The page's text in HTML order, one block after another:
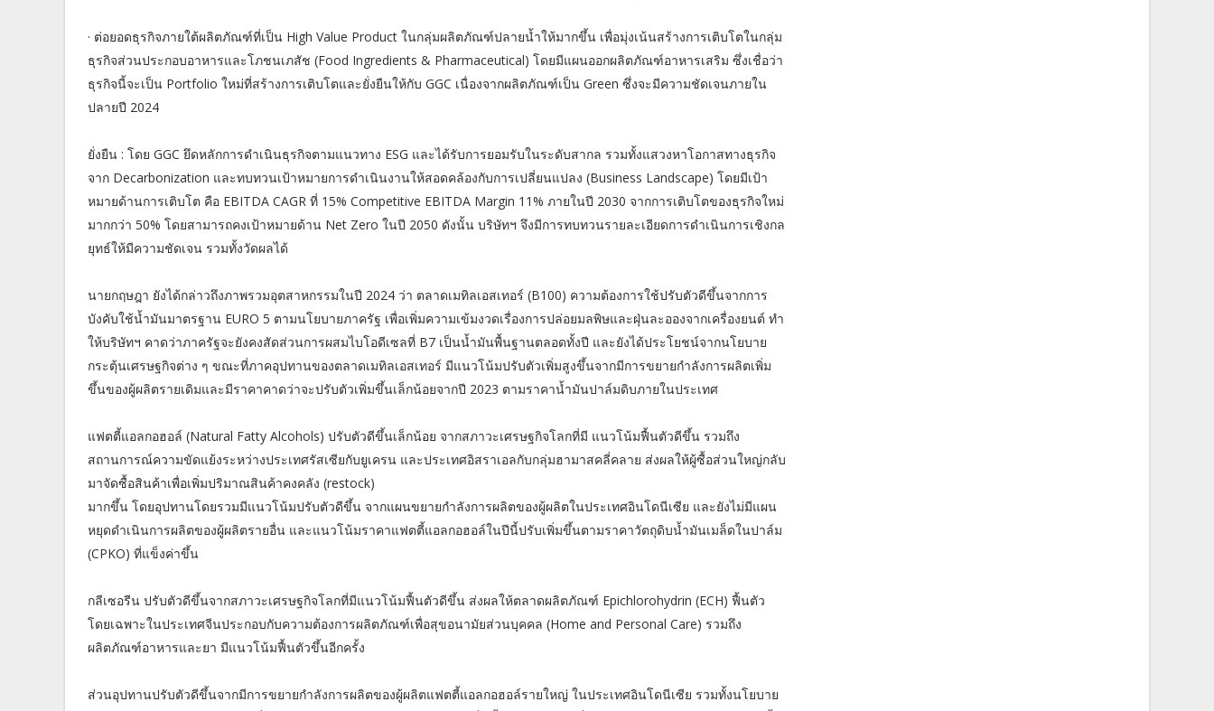
· ต่อยอดธุรกิจภายใต้ผลิตภัณฑ์ที่เป็น High Value Product ในกลุ่มผลิตภัณฑ์ปลายน้ำให้มากขึ้น เพื่อมุ่งเน้นสร้างการเติบโตในกลุ่ม
ธุรกิจส่วนประกอบอาหารและโภชนเภสัช (Food Ingredients & Pharmaceutical) โดยมีแผนออกผลิตภัณฑ์อาหารเสริม ซึ่งเชื่อว่า
ธุรกิจนี้จะเป็น Portfolio ใหม่ที่สร้างการเติบโตและยั่งยืนให้กับ GGC เนื่องจากผลิตภัณฑ์เป็น Green ซึ่งจะมีความชัดเจนภายใน
ปลายปี 2024
ยั่งยืน : โดย GGC ยึดหลักการดำเนินธุรกิจตามแนวทาง ESG และได้รับการยอมรับในระดับสากล รวมทั้งแสวงหาโอกาสทางธุรกิจ
จาก Decarbonization และทบทวนเป้าหมายการดำเนินงานให้สอดคล้องกับการเปลี่ยนแปลง (Business Landscape) โดยมีเป้า
หมายด้านการเติบโต คือ EBITDA CAGR ที่ 15% Competitive EBITDA Margin 11% ภายในปี 2030 จากการเติบโตของธุรกิจใหม่
มากกว่า 50% โดยสามารถคงเป้าหมายด้าน Net Zero ในปี 2050 ดังนั้น บริษัทฯ จึงมีการทบทวนรายละเอียดการดำเนินการเชิงกล
ยุทธ์ให้มีความชัดเจน รวมทั้งวัดผลได้
นายกฤษฎา ยังได้กล่าวถึงภาพรวมอุตสาหกรรมในปี 2024 ว่า ตลาดเมทิลเอสเทอร์ (B100) ความต้องการใช้ปรับตัวดีขึ้นจากการ
บังคับใช้น้ำมันมาตรฐาน EURO 5 ตามนโยบายภาครัฐ เพื่อเพิ่มความเข้มงวดเรื่องการปล่อยมลพิษและฝุ่นละอองจากเครื่องยนต์ ทำ
ให้บริษัทฯ คาดว่าภาครัฐจะยังคงสัดส่วนการผสมไบโอดีเซลที่ B7 เป็นน้ำมันพื้นฐานตลอดทั้งปี และยังได้ประโยชน์จากนโยบาย
กระตุ้นเศรษฐกิจต่าง ๆ ขณะที่ภาคอุปทานของตลาดเมทิลเอสเทอร์ มีแนวโน้มปรับตัวเพิ่มสูงขึ้นจากมีการขยายกำลังการผลิตเพิ่ม
ขึ้นของผู้ผลิตรายเดิมและมีราคาคาดว่าจะปรับตัวเพิ่มขึ้นเล็กน้อยจากปี 2023 ตามราคาน้ำมันปาล์มดิบภายในประเทศ
แฟตตี้แอลกอฮอล์ (Natural Fatty Alcohols) ปรับตัวดีขึ้นเล็กน้อย จากสภาวะเศรษฐกิจโลกที่มี แนวโน้มฟื้นตัวดีขึ้น รวมถึง
สถานการณ์ความขัดแย้งระหว่างประเทศรัสเซียกับยูเครน และประเทศอิสราเอลกับกลุ่มฮามาสคลี่คลาย ส่งผลให้ผู้ซื้อส่วนใหญ่กลับ
มาจัดซื้อสินค้าเพื่อเพิ่มปริมาณสินค้าคงคลัง (restock)
มากขึ้น โดยอุปทานโดยรวมมีแนวโน้มปรับตัวดีขึ้น จากแผนขยายกำลังการผลิตของผู้ผลิตในประเทศอินโดนีเซีย และยังไม่มีแผน
หยุดดำเนินการผลิตของผู้ผลิตรายอื่น และแนวโน้มราคาแฟตตี้แอลกอฮอล์ในปีนี้ปรับเพิ่มขึ้นตามราคาวัตถุดิบน้ำมันเมล็ดในปาล์ม
(CPKO) ที่แข็งค่าขึ้น
กลีเซอรีน ปรับตัวดีขึ้นจากสภาวะเศรษฐกิจโลกที่มีแนวโน้มฟื้นตัวดีขึ้น ส่งผลให้ตลาดผลิตภัณฑ์ Epichlorohydrin (ECH) ฟื้นตัว
โดยเฉพาะในประเทศจีนประกอบกับความต้องการผลิตภัณฑ์เพื่อสุขอนามัยส่วนบุคคล (Home and Personal Care) รวมถึง
ผลิตภัณฑ์อาหารและยา มีแนวโน้มฟื้นตัวขึ้นอีกครั้ง
ส่วนอุปทานปรับตัวดีขึ้นจากมีการขยายกำลังการผลิตของผู้ผลิตแฟตตี้แอลกอฮอล์รายใหญ่ ในประเทศอินโดนีเซีย รวมทั้งนโยบาย